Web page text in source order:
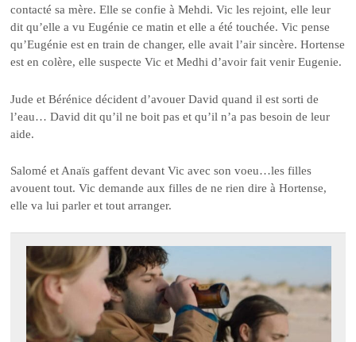
contacté sa mère. Elle se confie à Mehdi. Vic les rejoint, elle leur
dit qu’elle a vu Eugénie ce matin et elle a été touchée. Vic pense
qu’Eugénie est en train de changer, elle avait l’air sincère. Hortense
est en colère, elle suspecte Vic et Medhi d’avoir fait venir Eugenie.
Jude et Bérénice décident d’avouer David quand il est sorti de
l’eau… David dit qu’il ne boit pas et qu’il n’a pas besoin de leur
aide.
Salomé et Anaïs gaffent devant Vic avec son voeu…les filles
avouent tout. Vic demande aux filles de ne rien dire à Hortense,
elle va lui parler et tout arranger.